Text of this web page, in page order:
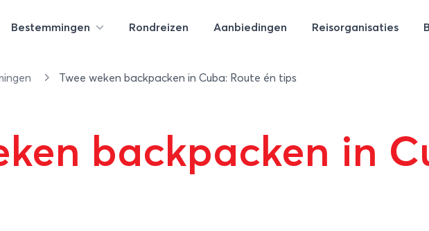
Bestemmingen Rondreizen Aanbiedingen Reisorganisaties
Twee weken backpacken in Cuba: Route én tips
backpacken in